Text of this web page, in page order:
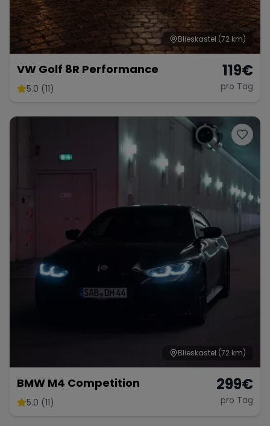
Blieskastel (72 km)
VW Golf 8R Performance
5.0 (11)
119€
pro Tag
Blieskastel (72 km)
BMW M4 Competition
5.0 (11)
299€
pro Tag